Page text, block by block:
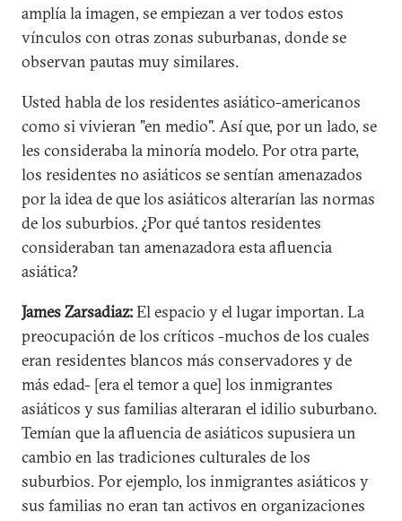
amplía la imagen, se empiezan a ver todos estos
vínculos con otras zonas suburbanas, donde se
observan pautas muy similares.
Usted habla de los residentes asiático-americanos
como si vivieran "en medio". Así que, por un lado, se
les consideraba la minoría modelo. Por otra parte,
los residentes no asiáticos se sentían amenazados
por la idea de que los asiáticos alterarían las normas
de los suburbios. ¿Por qué tantos residentes
consideraban tan amenazadora esta afluencia
asiática?
James Zarsadiaz:El espacio y el lugar importan. La
preocupación de los críticos -muchos de los cuales
eran residentes blancos más conservadores y de
más edad- [era el temor a que] los inmigrantes
asiáticos y sus familias alteraran el idilio suburbano.
Temían que la afluencia de asiáticos supusiera un
cambio en las tradiciones culturales de los
suburbios. Por ejemplo, los inmigrantes asiáticos y
sus familias no eran tan activos en organizaciones